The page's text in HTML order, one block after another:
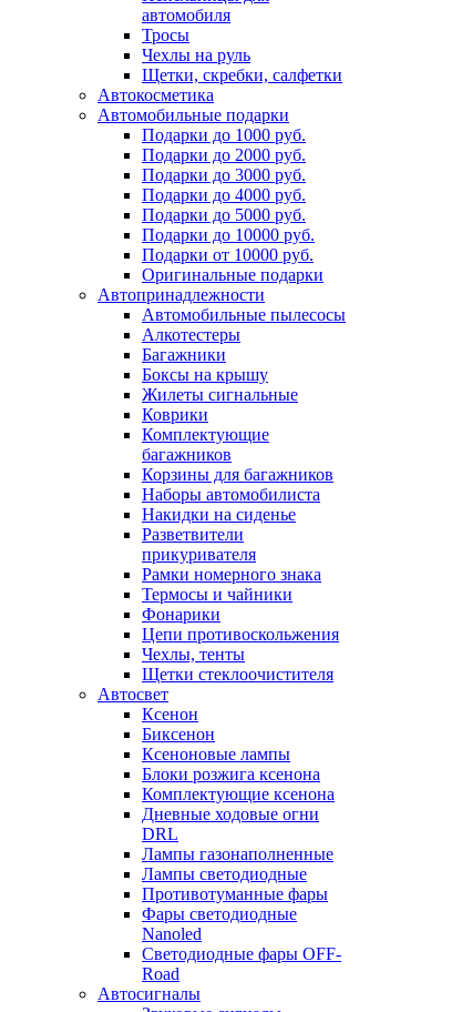
автомобиля
Тросы
Чехлы на руль
Щетки, скребки, салфетки
Автокосметика
Автомобильные подарки
Подарки до 1000 руб.
Подарки до 2000 руб.
Подарки до 3000 руб.
Подарки до 4000 руб.
Подарки до 5000 руб.
Подарки до 10000 руб.
Подарки от 10000 руб.
Оригинальные подарки
Автопринадлежности
Автомобильные пылесосы
Алкотестеры
Багажники
Боксы на крышу
Жилеты сигнальные
Коврики
Комплектующие
багажников
Корзины для багажников
Наборы автомобилиста
Накидки на сиденье
Разветвители
прикуривателя
Рамки номерного знака
Термосы и чайники
Фонарики
Цепи противоскольжения
Чехлы, тенты
Щетки стеклоочистителя
Автосвет
Ксенон
Биксенон
Ксеноновые лампы
Блоки розжига ксенона
Комплектующие ксенона
Дневные ходовые огни
DRL
Лампы газонаполненные
Лампы светодиодные
Противотуманные фары
Фары светодиодные
Nanoled
Светодиодные фары OFF-
Road
Автосигналы